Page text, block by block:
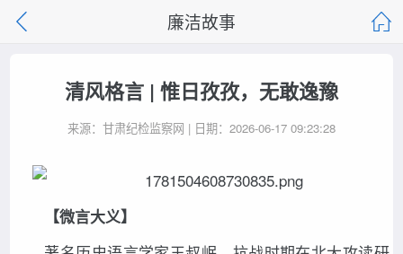
廉洁故事
清风格言 | 惟日孜孜，无敢逸豫
来源：甘肃纪检监察网 | 日期：2026-06-17 09:23:28
【微言大义】